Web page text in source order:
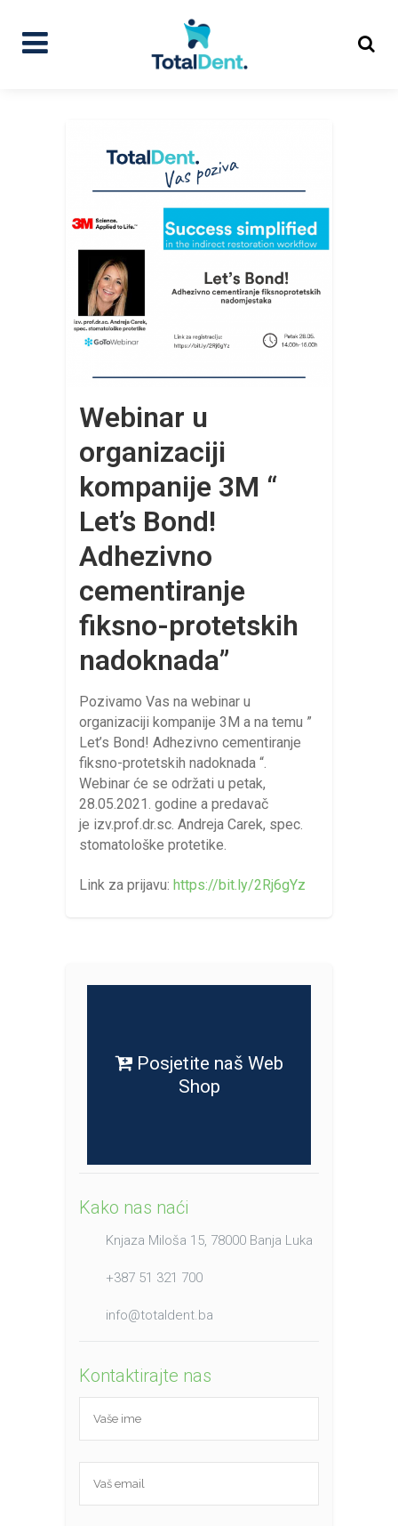
Webinar u
organizaciji
kompanije 3M “
Let’s Bond!
Adhezivno
cementiranje
fiksno-protetskih
nadoknada”
Pozivamo Vas na webinar u
organizaciji kompanije 3M a na temu ”
Let’s Bond! Adhezivno cementiranje
fiksno-protetskih nadoknada “.
Webinar će se održati u petak,
28.05.2021. godine a predavač
je izv.prof.dr.sc. Andreja Carek, spec.
stomatološke protetike.
Link za prijavu: https://bit.ly/2Rj6gYz
Posjetite naš Web
Shop
Kako nas naći
Knjaza Miloša 15, 78000 Banja Luka
+387 51 321 700
info@totaldent.ba
Kontaktirajte nas